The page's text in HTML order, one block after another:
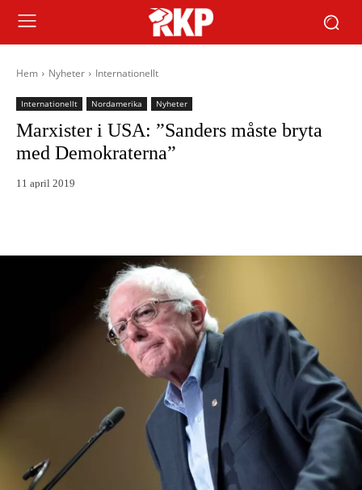
Hem Nyheter Internationellt
Internationellt Nordamerika Nyheter
Marxister i USA: ”Sanders måste bryta
med Demokraterna”
11 april 2019